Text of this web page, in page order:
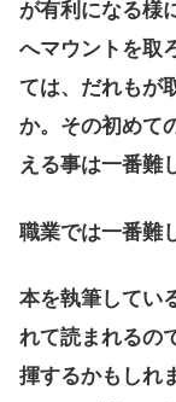
が有利になる様
へマウントを取
ては、だれもが
か。その初めて
える事は一番難
職業では一番難
本を執筆してい
れて読まれるの
揮するかもしれ